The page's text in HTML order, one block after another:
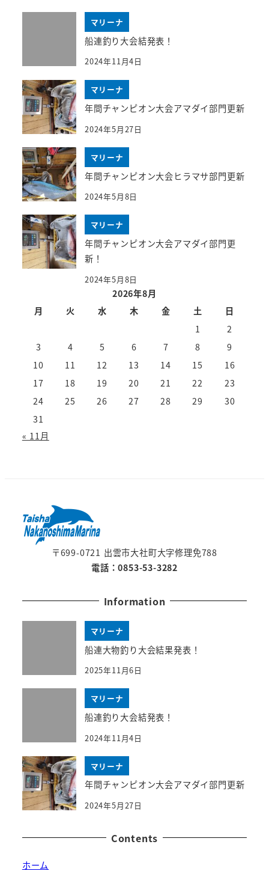
マリーナ
船連釣り大会結発表！
2024年11月4日
マリーナ
年間チャンピオン大会アマダイ部門更新
2024年5月27日
マリーナ
年間チャンピオン大会ヒラマサ部門更新
2024年5月8日
マリーナ
年間チャンピオン大会アマダイ部門更
新！
2024年5月8日
2026年8月
月
火 水 木 金 土
日
1
2
3
4 5 6 7 8
9
10
11 12 13 14 15
16
17
18 19 20 21 22
23
24
25 26 27 28 29
30
31
« 11月
〒699-0721 出雲市大社町大字修理免788
電話：0853-53-3282
Information
マリーナ
船連大物釣り大会結果発表！
2025年11月6日
マリーナ
船連釣り大会結発表！
2024年11月4日
マリーナ
年間チャンピオン大会アマダイ部門更新
2024年5月27日
Contents
ホーム